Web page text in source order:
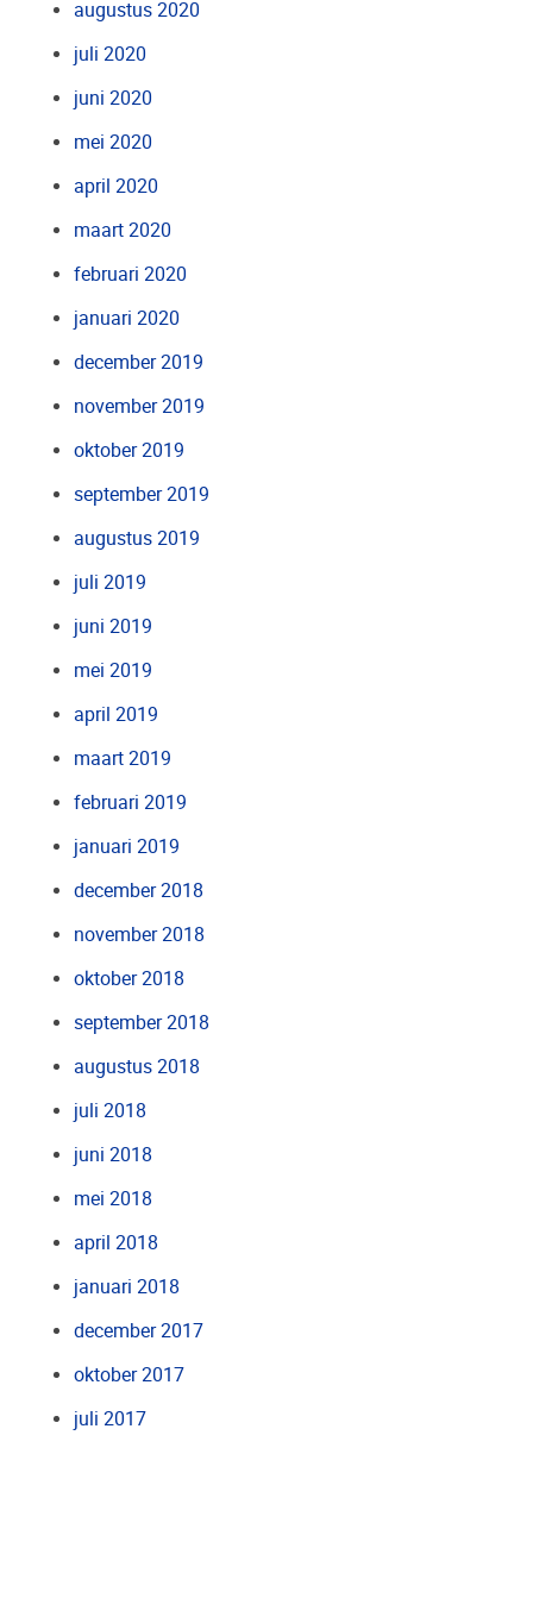
augustus 2020
juli 2020
juni 2020
mei 2020
april 2020
maart 2020
februari 2020
januari 2020
december 2019
november 2019
oktober 2019
september 2019
augustus 2019
juli 2019
juni 2019
mei 2019
april 2019
maart 2019
februari 2019
januari 2019
december 2018
november 2018
oktober 2018
september 2018
augustus 2018
juli 2018
juni 2018
mei 2018
april 2018
januari 2018
december 2017
oktober 2017
juli 2017